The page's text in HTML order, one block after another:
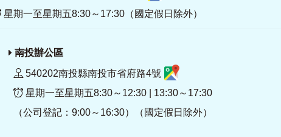
星期一至星期五8:30～17:30（國定假日除外）
南投辦公區
540202南投縣南投市省府路4號
星期一至星期五8:30～12:30 | 13:30～17:30
（公司登記：9:00～16:30）（國定假日除外）